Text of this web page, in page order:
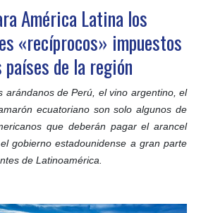
América Latina los
«recíprocos» impuestos
de la región
arándanos de Perú, el vino argentino, el
ecuatoriano son solo algunos de
que deberán pagar el arancel
gobierno estadounidense a gran parte
de Latinoamérica.